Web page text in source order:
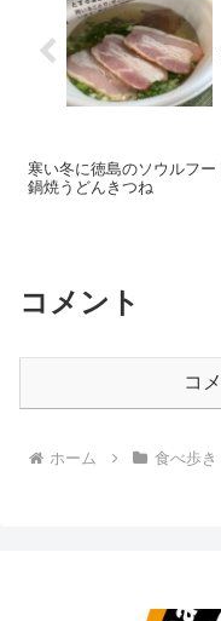
寒い冬に徳島のソウルフー
鍋焼うどんきつね
コメント
コ
ホーム 食べ歩き